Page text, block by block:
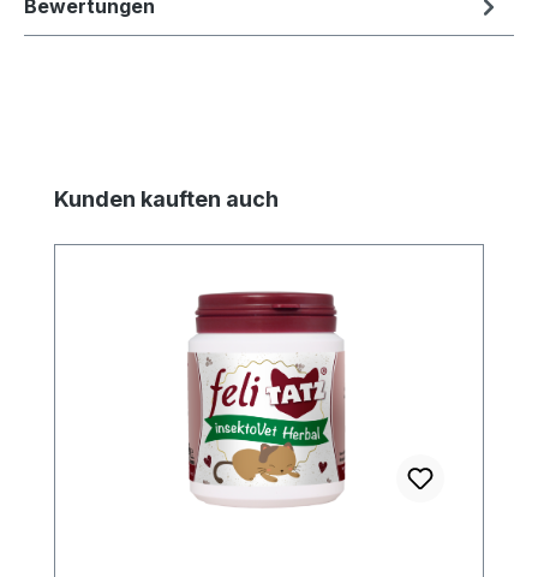
Bewertungen
Produktgalerie überspringen
Kunden kauften auch